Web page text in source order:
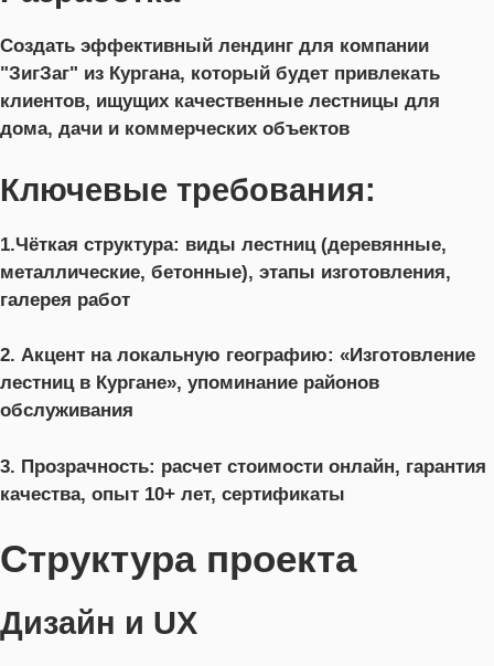
Создать эффективный лендинг для компании
"ЗигЗаг" из Кургана, который будет привлекать
клиентов, ищущих качественные лестницы для
дома, дачи и коммерческих объектов
Ключевые требования:
1.Чёткая структура: виды лестниц (деревянные,
металлические, бетонные), этапы изготовления,
галерея работ
2. Акцент на локальную географию: «Изготовление
лестниц в Кургане», упоминание районов
обслуживания
3. Прозрачность: расчет стоимости онлайн, гарантия
качества, опыт 10+ лет, сертификаты
Структура проекта
Дизайн и UX